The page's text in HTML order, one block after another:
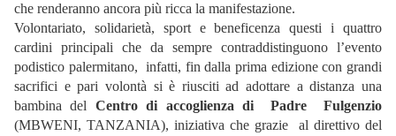
che renderanno ancora più ricca la manifestazione.
Volontariato, solidarietà, sport e beneficenza questi i quattro
cardini principali che da sempre contraddistinguono l’evento
podistico palermitano, infatti, fin dalla prima edizione con grandi
sacrifici e pari volontà si è riusciti ad adottare a distanza una
bambina del Centro di accoglienza di Padre Fulgenzio
(MBWENI, TANZANIA), iniziativa che grazie al direttivo del